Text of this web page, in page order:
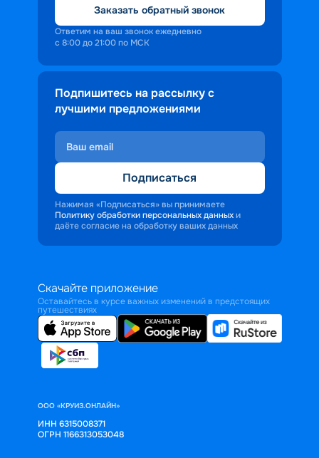
Заказать обратный звонок
Ответим на ваш звонок ежедневно
с 8:00 до 21:00 по МСК
Подпишитесь на рассылку с
лучшими предложениями
Подписаться
Нажимая «Подписаться» вы принимаете
Политику обработки персональных данных и
даёте согласие на обработку ваших данных
Скачайте приложение
Оставайтесь в курсе важных изменений в предстоящих
путешествиях
ООО «КРУИЗ.ОНЛАЙН»
ИНН 6315008371
ОГРН 1166313053048